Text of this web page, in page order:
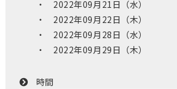
2022年09月21日（水）
2022年09月22日（木）
2022年09月28日（水）
2022年09月29日（木）
時間